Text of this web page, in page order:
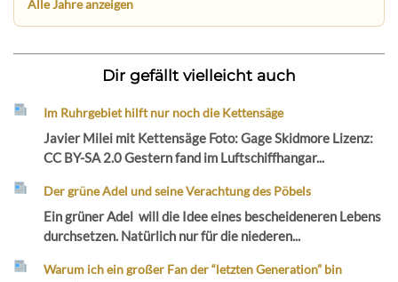
Alle Jahre anzeigen
Dir gefällt vielleicht auch
Im Ruhrgebiet hilft nur noch die Kettensäge
Javier Milei mit Kettensäge Foto: Gage Skidmore Lizenz:
CC BY-SA 2.0 Gestern fand im Luftschiffhangar...
Der grüne Adel und seine Verachtung des Pöbels
Ein grüner Adel will die Idee eines bescheideneren Lebens
durchsetzen. Natürlich nur für die niederen...
Warum ich ein großer Fan der “letzten Generation” bin